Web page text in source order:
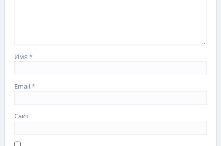
Имя*
Email*
Сайт